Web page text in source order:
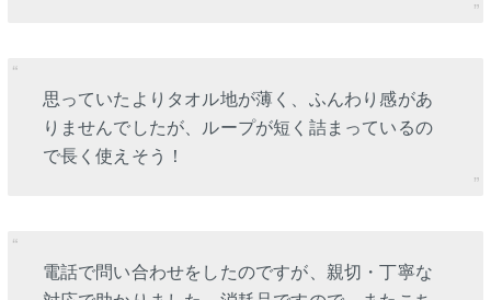
思っていたよりタオル地が薄く、ふんわり感があ
りませんでしたが、ループが短く詰まっているの
で長く使えそう！
電話で問い合わせをしたのですが、親切・丁寧な